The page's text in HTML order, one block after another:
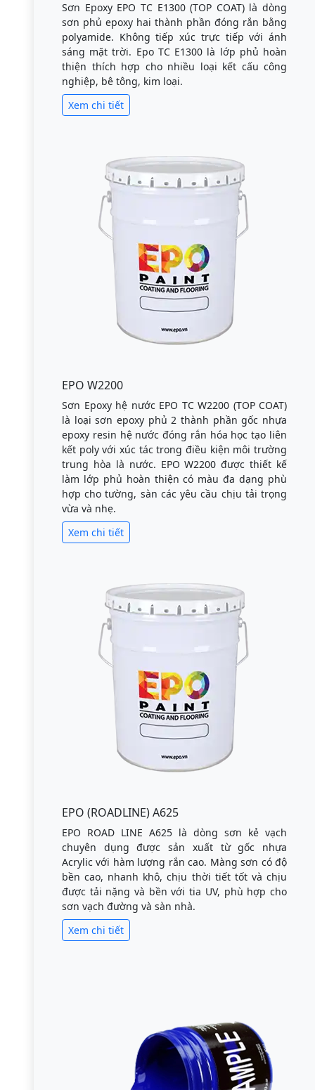
Sơn Epoxy EPO TC E1300 (TOP COAT) là dòng
sơn phủ epoxy hai thành phần đóng rắn bằng
polyamide. Không tiếp xúc trực tiếp với ánh
sáng mặt trời. Epo TC E1300 là lớp phủ hoàn
thiện thích hợp cho nhiều loại kết cấu công
nghiệp, bê tông, kim loại.
Xem chi tiết
EPO W2200
Sơn Epoxy hệ nước EPO TC W2200 (TOP COAT)
là loại sơn epoxy phủ 2 thành phần gốc nhựa
epoxy resin hệ nước đóng rắn hóa học tạo liên
kết poly với xúc tác trong điều kiện môi trường
trung hòa là nước. EPO W2200 được thiết kế
làm lớp phủ hoàn thiện có màu đa dạng phù
hợp cho tường, sàn các yêu cầu chịu tải trọng
vừa và nhẹ.
Xem chi tiết
EPO (ROADLINE) A625
EPO ROAD LINE A625 là dòng sơn kẻ vạch
chuyên dụng được sản xuất từ gốc nhựa
Acrylic với hàm lượng rắn cao. Màng sơn có độ
bền cao, nhanh khô, chịu thời tiết tốt và chịu
được tải nặng và bền với tia UV, phù hợp cho
sơn vạch đường và sàn nhà.
Xem chi tiết